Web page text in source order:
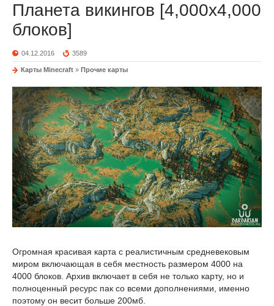
Планета викингов [4,000x4,000
блоков]
04.12.2016 3589
Карты Minecraft » Прочие карты
Огромная красивая карта с реалистичным средневековым
миром включающая в себя местность размером 4000 на
4000 блоков. Архив включает в себя не только карту, но и
полноценный ресурс пак со всеми дополнениями, именно
поэтому он весит больше 200мб.